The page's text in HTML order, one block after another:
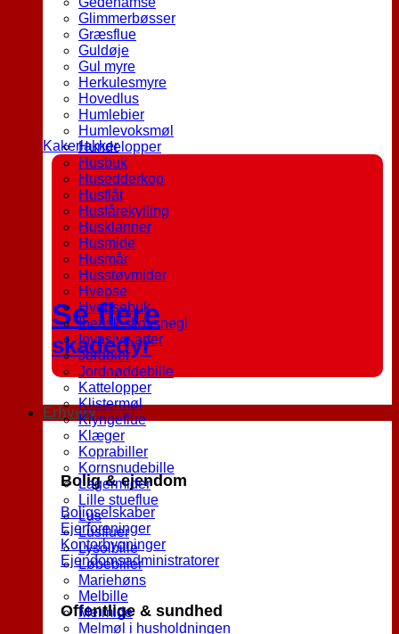
Kakerlakker
Se flere
skadedyr
Erhverv
Bolig & ejendom
Boligselskaber
Ejerforeninger
Kontorbygninger
Ejendomsadministratorer
Offentlige & sundhed
Glimmerbøsser
Græsflue
Guldøje
Gul myre
Herkulesmyre
Hovedlus
Humlebier
Humlevoksmøl
Hundelopper
Husbuk
Husedderkop
Husflåt
Husfårekylling
Husklanner
Husmide
Husmår
Husstøvmider
Hvepse
Hvepsebuk
Iberisk skovsnegl
Invasive arter
Jordbier
Jordnøddebille
Kattelopper
Klistermøl
Klyngeflue
Klæger
Koprabiller
Kornsnudebille
Lagermider
Lille stueflue
Lus
Lusfluer
Lysolbille
Løbebiller
Mariehøns
Melbille
Melmide
Melmøl i husholdningen